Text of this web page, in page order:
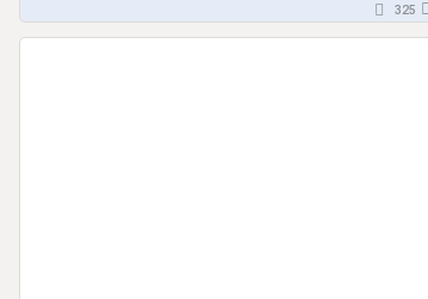
325